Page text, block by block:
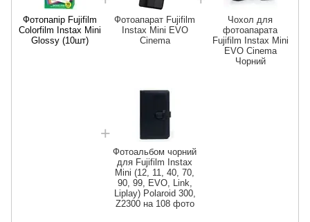
Фотопапір Fujifilm
Colorfilm Instax Mini
Glossy (10шт)
Фотоапарат Fujifilm
Instax Mini EVO
Cinema
Чохол для
фотоапарата
Fujifilm Instax Mini
EVO Cinema
Чорний
Фотоальбом чорний
для Fujifilm Instax
Mini (12, 11, 40, 70,
90, 99, EVO, Link,
Liplay) Polaroid 300,
Z2300 на 108 фото